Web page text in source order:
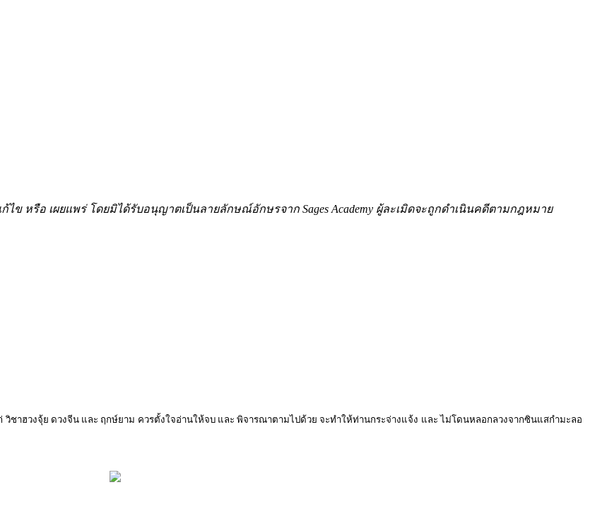
ไข หรือ เผยแพร่ โดยมิได้รับอนุญาตเป็นลายลักษณ์อักษรจาก Sages Academy ผู้ละเมิดจะถูกดำเนินคดีตามกฎหมาย
าฮวงจุ้ย ดวงจีน และ ฤกษ์ยาม ควรตั้งใจอ่านให้จบ และ พิจารณาตามไปด้วย จะทำให้ท่านกระจ่างแจ้ง และ ไม่โดนหลอกลวงจากซินแสกำมะลอ